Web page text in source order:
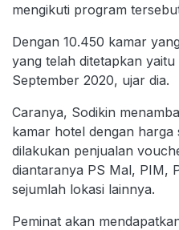
mengikuti program
Dengan 10.450 kamar
yang telah ditetapkan
September 2020, ujar dia.
Caranya, Sodikin
kamar hotel dengan
dilakukan penjualan
diantaranya PS Mal, PIM,
sejumlah lokasi lainnya.
Peminat akan